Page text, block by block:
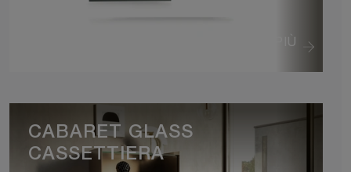
VEDI DI PIÙ
CABARET GLASS
CASSETTIERA